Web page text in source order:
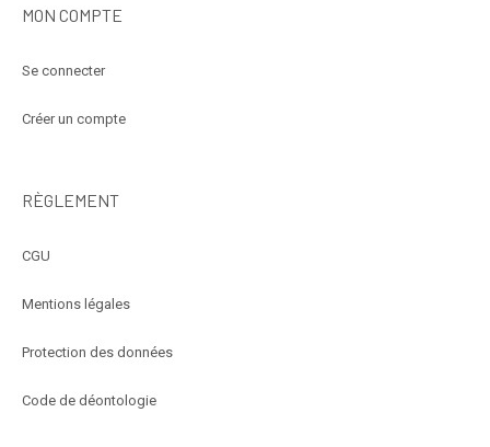
MON COMPTE
Se connecter
Créer un compte
RÈGLEMENT
CGU
Mentions légales
Protection des données
Code de déontologie